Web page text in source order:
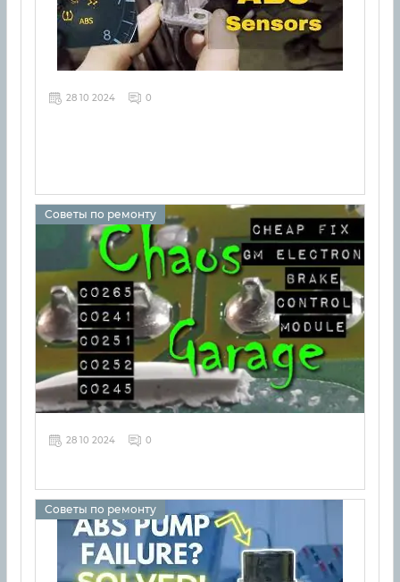
28 10 2024 0
Советы по ремонту
28 10 2024 0
Советы по ремонту